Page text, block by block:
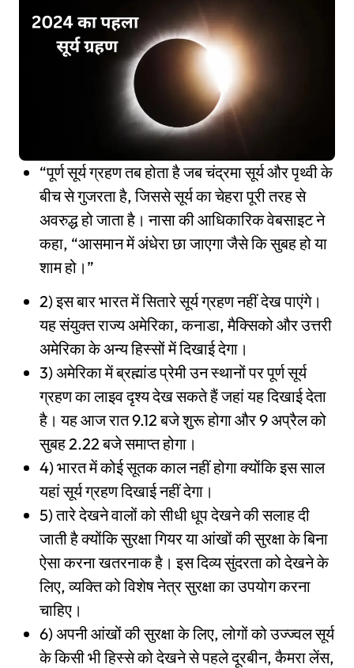
“पूर्ण सूर्य ग्रहण तब होता है जब चंद्रमा सूर्य और पृथ्वी के
बीच से गुजरता है, जिससे सूर्य का चेहरा पूरी तरह से
अवरुद्ध हो जाता है। नासा की आधिकारिक वेबसाइट ने
कहा, “आसमान में अंधेरा छा जाएगा जैसे कि सुबह हो या
शाम हो।”
2) इस बार भारत में सितारे सूर्य ग्रहण नहीं देख पाएंगे।
यह संयुक्त राज्य अमेरिका, कनाडा, मैक्सिको और उत्तरी
अमेरिका के अन्य हिस्सों में दिखाई देगा।
3) अमेरिका में ब्रह्मांड प्रेमी उन स्थानों पर पूर्ण सूर्य
ग्रहण का लाइव दृश्य देख सकते हैं जहां यह दिखाई देता
है। यह आज रात 9.12 बजे शुरू होगा और 9 अप्रैल को
सुबह 2.22 बजे समाप्त होगा।
4) भारत में कोई सूतक काल नहीं होगा क्योंकि इस साल
यहां सूर्य ग्रहण दिखाई नहीं देगा।
5) तारे देखने वालों को सीधी धूप देखने की सलाह दी
जाती है क्योंकि सुरक्षा गियर या आंखों की सुरक्षा के बिना
ऐसा करना खतरनाक है। इस दिव्य सुंदरता को देखने के
लिए, व्यक्ति को विशेष नेत्र सुरक्षा का उपयोग करना
चाहिए।
6) अपनी आंखों की सुरक्षा के लिए, लोगों को उज्ज्वल सूर्य
के किसी भी हिस्से को देखने से पहले दूरबीन, कैमरा लेंस,